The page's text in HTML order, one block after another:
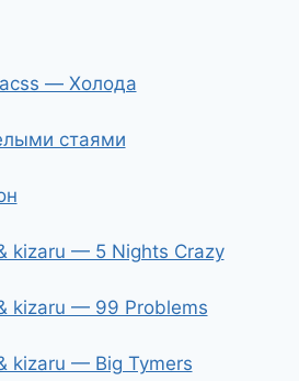
— Холода
стаями
kizaru — 5 Nights Crazy
kizaru — 99 Problems
kizaru — Big Tymers